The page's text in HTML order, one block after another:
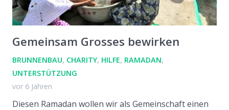
Gemeinsam Grosses bewirken
BRUNNENBAU, CHARITY, HILFE, RAMADAN,
UNTERSTÜTZUNG
vor 6 Jahren
Diesen Ramadan wollen wir als Gemeinschaft einen